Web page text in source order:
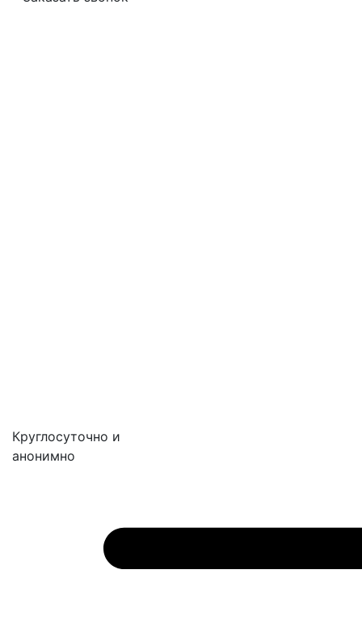
Круглосуточно и
анонимно